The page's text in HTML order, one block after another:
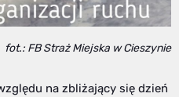
fot.: FB Straż Miejska w Cieszynie
na zbliżający się dzień